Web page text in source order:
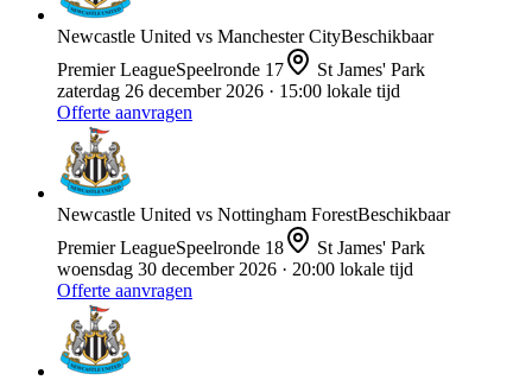
Newcastle United vs Manchester CityBeschikbaar
Premier LeagueSpeelronde 17
St James' Park
zaterdag 26 december 2026 · 15:00 lokale tijd
Offerte aanvragen
Newcastle United vs Nottingham ForestBeschikbaar
Premier LeagueSpeelronde 18
St James' Park
woensdag 30 december 2026 · 20:00 lokale tijd
Offerte aanvragen